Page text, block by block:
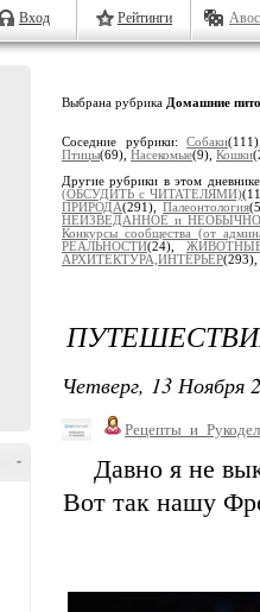
Вход Рейтинги
-
Выбрана рубрика Домашние
Соседние рубрики:Собаки
Птицы(69), Насекомые(9), Кошки
Другие рубрики в этом
(ОБСУДИТЬ с ЧИТАТЕЛЯМИ)
ПРИРОДА(291),Палеонтология
НЕИЗВЕДАННОЕ и
Конкурсы сообщества (от
РЕАЛЬНОСТИ(24),
АРХИТЕКТУРА,ИНТЕРЬЕР(293),
Четверг, 13 Ноября
Давно я не
Вот так нашу